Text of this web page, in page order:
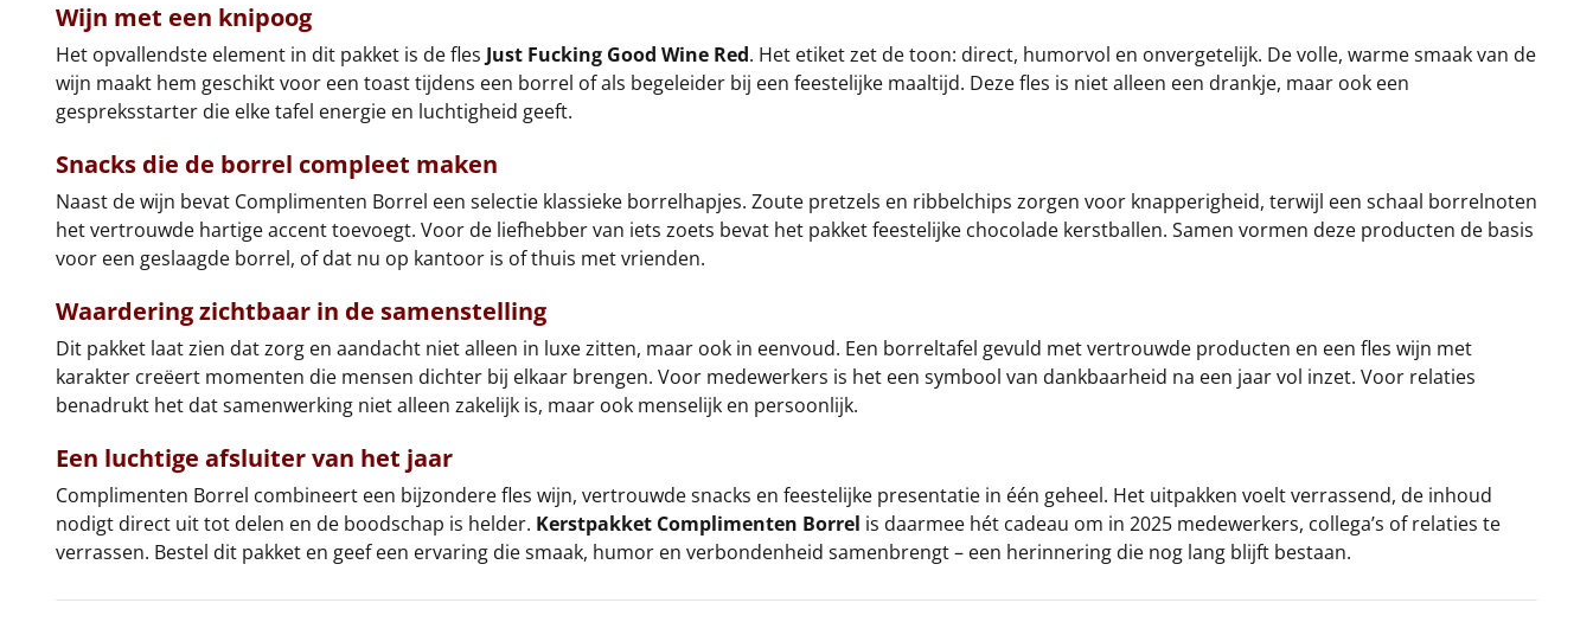
Wijn met een knipoog
Het opvallendste element in dit pakket is de fles Just Fucking Good Wine Red. Het etiket zet de toon: direct, humorvol en onvergetelijk. De volle, warme smaak van de
wijn maakt hem geschikt voor een toast tijdens een borrel of als begeleider bij een feestelijke maaltijd. Deze fles is niet alleen een drankje, maar ook een
gespreksstarter die elke tafel energie en luchtigheid geeft.
Snacks die de borrel compleet maken
Naast de wijn bevat Complimenten Borrel een selectie klassieke borrelhapjes. Zoute pretzels en ribbelchips zorgen voor knapperigheid, terwijl een schaal borrelnoten
het vertrouwde hartige accent toevoegt. Voor de liefhebber van iets zoets bevat het pakket feestelijke chocolade kerstballen. Samen vormen deze producten de basis
voor een geslaagde borrel, of dat nu op kantoor is of thuis met vrienden.
Waardering zichtbaar in de samenstelling
Dit pakket laat zien dat zorg en aandacht niet alleen in luxe zitten, maar ook in eenvoud. Een borreltafel gevuld met vertrouwde producten en een fles wijn met
karakter creëert momenten die mensen dichter bij elkaar brengen. Voor medewerkers is het een symbool van dankbaarheid na een jaar vol inzet. Voor relaties
benadrukt het dat samenwerking niet alleen zakelijk is, maar ook menselijk en persoonlijk.
Een luchtige afsluiter van het jaar
Complimenten Borrel combineert een bijzondere fles wijn, vertrouwde snacks en feestelijke presentatie in één geheel. Het uitpakken voelt verrassend, de inhoud
nodigt direct uit tot delen en de boodschap is helder. Kerstpakket Complimenten Borrel is daarmee hét cadeau om in 2025 medewerkers, collega’s of relaties te
verrassen. Bestel dit pakket en geef een ervaring die smaak, humor en verbondenheid samenbrengt – een herinnering die nog lang blijft bestaan.